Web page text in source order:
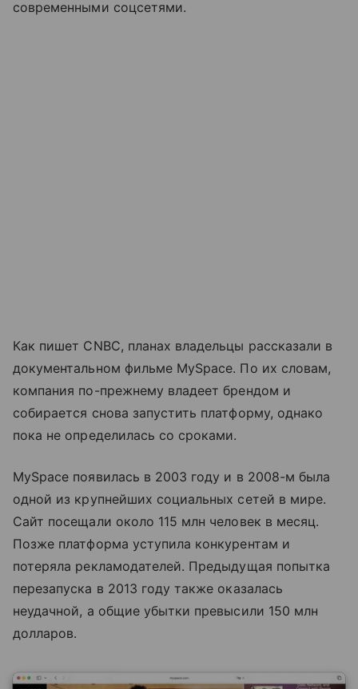
современными соцсетями.
Как пишет CNBC, планах владельцы рассказали в
документальном фильме MySpace. По их словам,
компания по-прежнему владеет брендом и
собирается снова запустить платформу, однако
пока не определилась со сроками.
MySpace появилась в 2003 году и в 2008-м была
одной из крупнейших социальных сетей в мире.
Сайт посещали около 115 млн человек в месяц.
Позже платформа уступила конкурентам и
потеряла рекламодателей. Предыдущая попытка
перезапуска в 2013 году также оказалась
неудачной, а общие убытки превысили 150 млн
долларов.